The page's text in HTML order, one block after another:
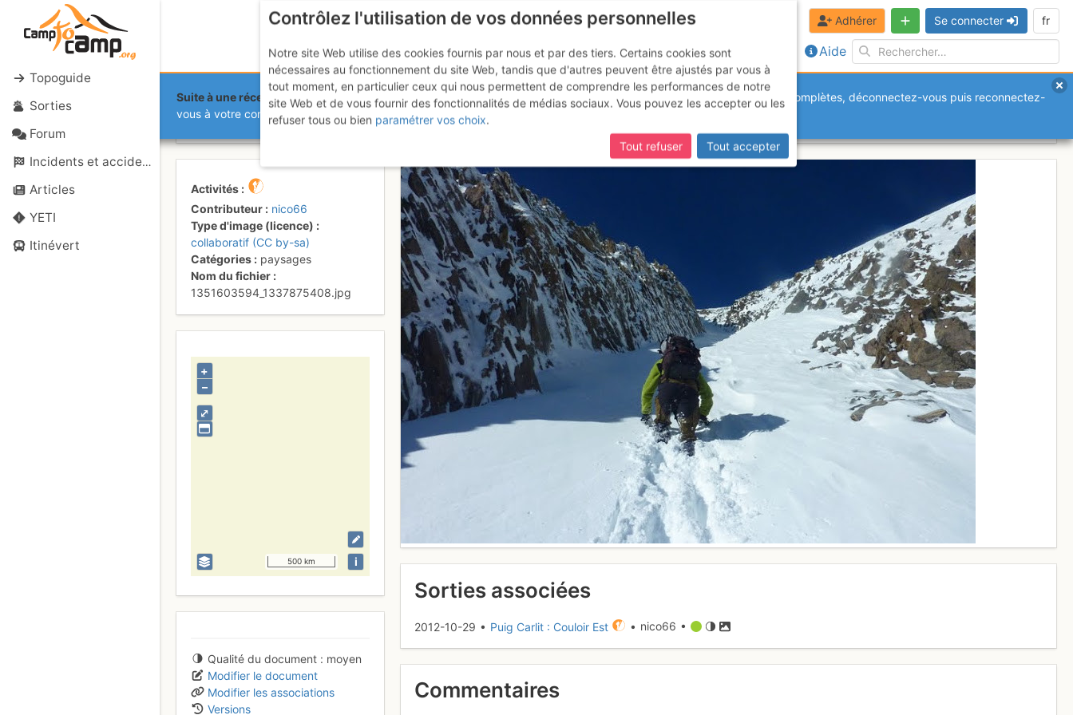
Topoguide
Sorties
Forum
Incidents et accidents
Articles
YETI
Itinévert
Aide
Adhérer Se connecter fr
Suite à une récente et importante mise à jour du site,si certaines pages ne sont plus accessibles, manquantes ou incomplètes, déconnectez-vous puis reconnectez-
vous à votre compte sur le site.
Dans le couloir
Activités
Contributeur
nico66
Type d'image (licence)
collaboratif (CC by-sa)
Catégories
paysages
Nom du fichier
1351603594_1337875408.jpg
⤢
+
–
500 km i
Qualité du document
moyen
Modifier le document
Modifier les associations
Versions
Sorties associées
2012-10-29 • Puig Carlit : Couloir Est • nico66 •
Commentaires
Contrôlez l'utilisation de vos données personnelles
Notre site Web utilise des cookies fournis par nous et par des tiers. Certains cookies sont
nécessaires au fonctionnement du site Web, tandis que d'autres peuvent être ajustés par vous à
tout moment, en particulier ceux qui nous permettent de comprendre les performances de notre
site Web et de vous fournir des fonctionnalités de médias sociaux. Vous pouvez les accepter ou les
refuser tous ou bien paramétrer vos choix.
Tout refuser
Tout accepter